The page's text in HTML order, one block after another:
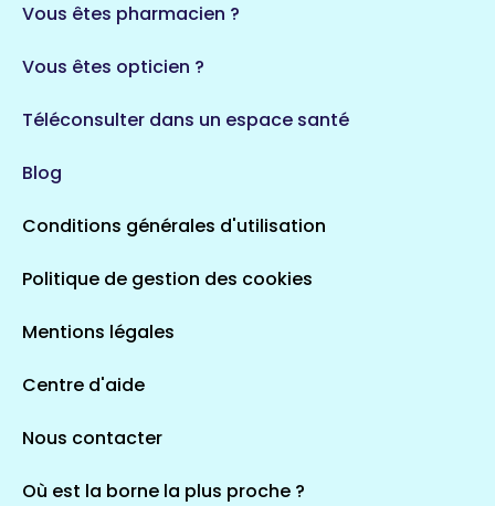
Auvergne-Rhône-Alpes
720 espaces de santé
693 espaces de santé
324 espaces de santé
Loiret
Loir-et-Cher
36 espaces de santé
1 espaces de santé
Saint-Agathon
Vous êtes pharmacien ?
Vous êtes opticien ?
Téléconsulter dans un espace santé
Blog
Conditions générales d'utilisation
Politique de gestion des cookies
Mentions légales
Centre d'aide
Nous contacter
Où est la borne la plus proche ?